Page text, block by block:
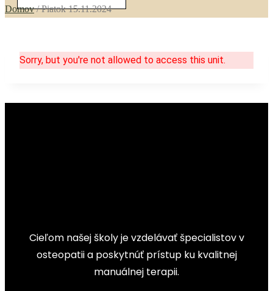
Domov / Piatok 15.11.2024
Sorry, but you're not allowed to access this unit.
Cieľom našej školy je vzdelávať špecialistov v
osteopatii a poskytnúť prístup ku kvalitnej
manuálnej terapii.